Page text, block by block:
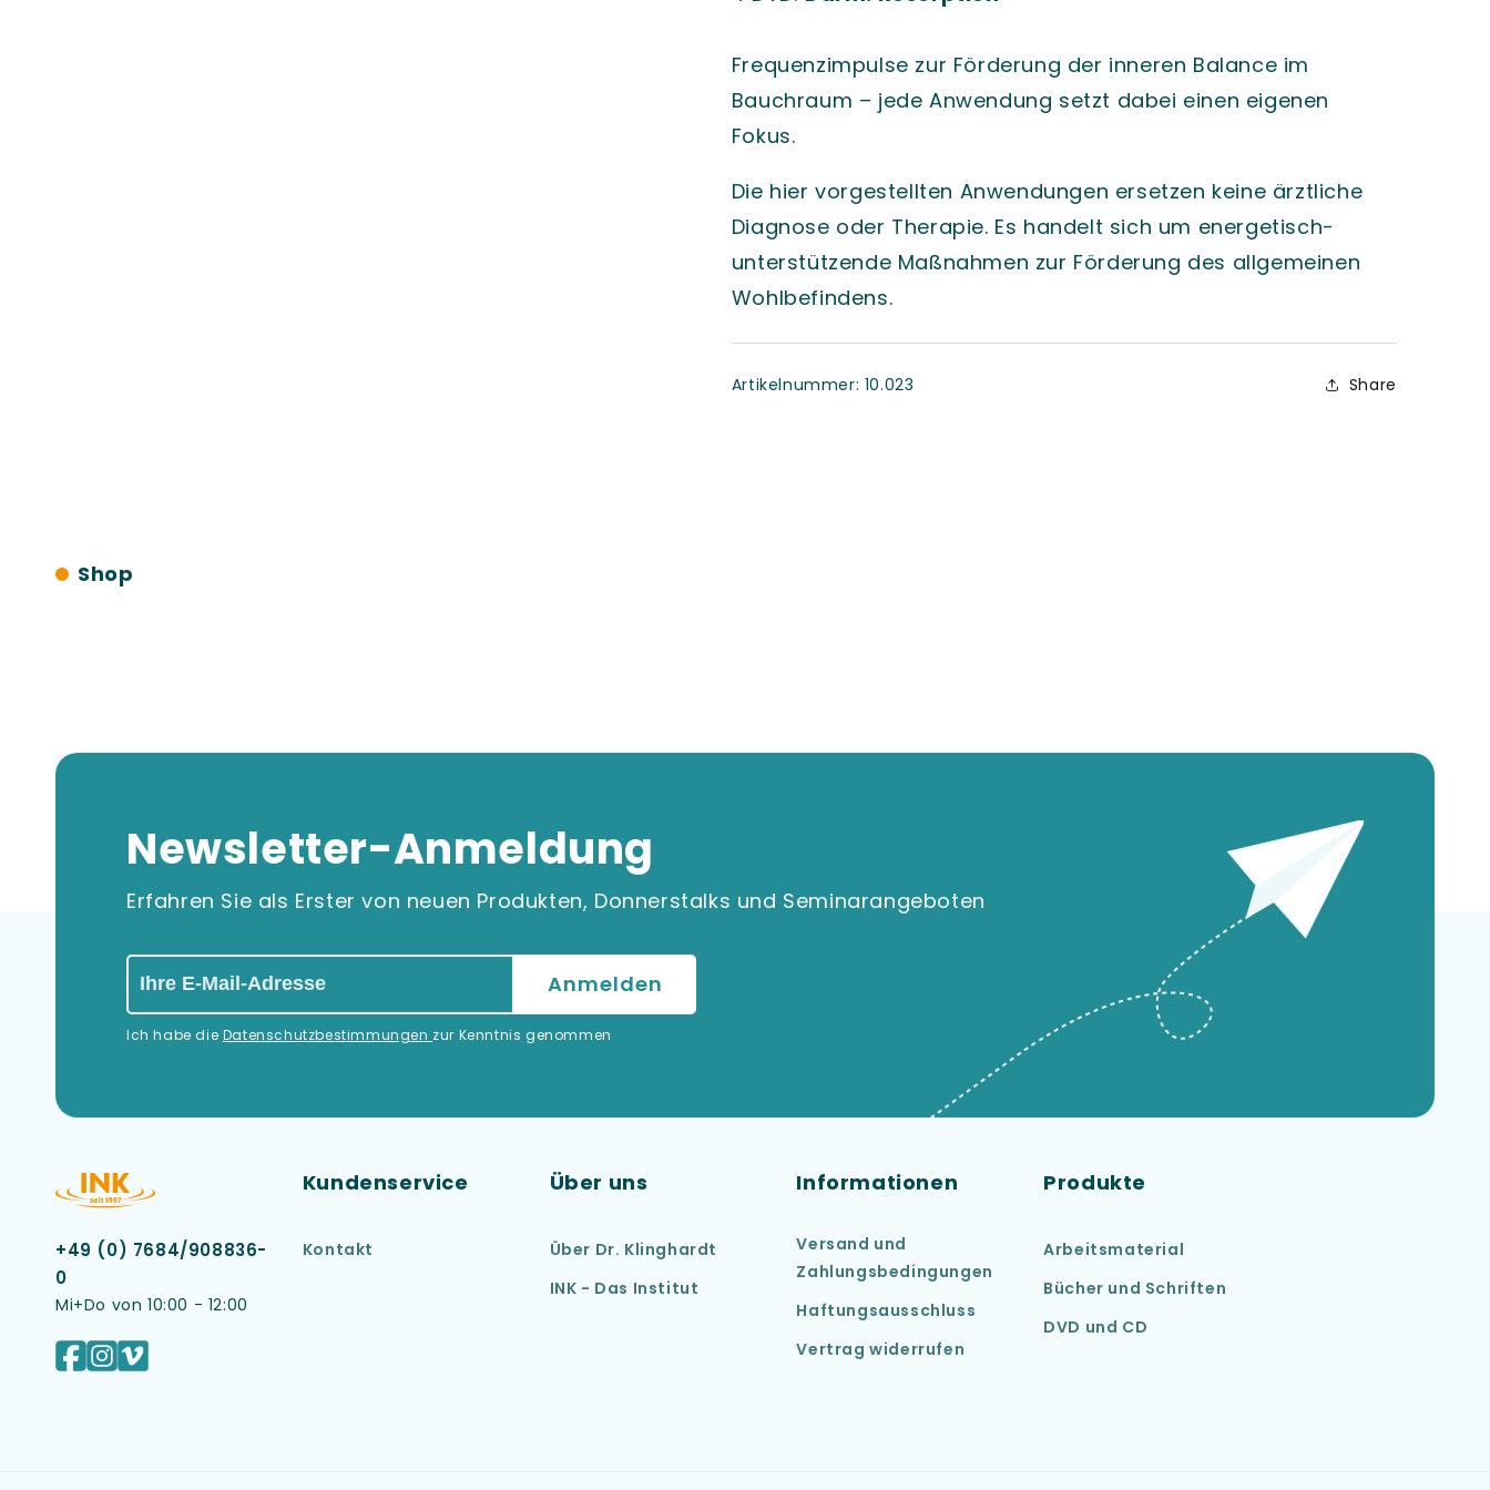
Frequenzimpulse zur Förderung der inneren Balance im
Bauchraum – jede Anwendung setzt dabei einen eigenen
Fokus.
Die hier vorgestellten Anwendungen ersetzen keine ärztliche
Diagnose oder Therapie. Es handelt sich um energetisch-
unterstützende Maßnahmen zur Förderung des allgemeinen
Wohlbefindens.
Artikelnummer: SKU:
10.023 Share
Shop
Newsletter-Anmeldung
Erfahren Sie als Erster von neuen Produkten, Donnerstalks und Seminarangeboten
Ich habe die Datenschutzbestimmungen zur Kenntnis genommen
+49 (0) 7684/908836-
0
Mi+Do von 10:00 - 12:00
Facebook
Instagram
Vimeo
Kundenservice
Kontakt
Über uns
Über Dr. Klinghardt
INK - Das Institut
Informationen
Versand und
Zahlungsbedingungen
Haftungsausschluss
Vertrag widerrufen
Produkte
Arbeitsmaterial
Bücher und Schriften
DVD und CD